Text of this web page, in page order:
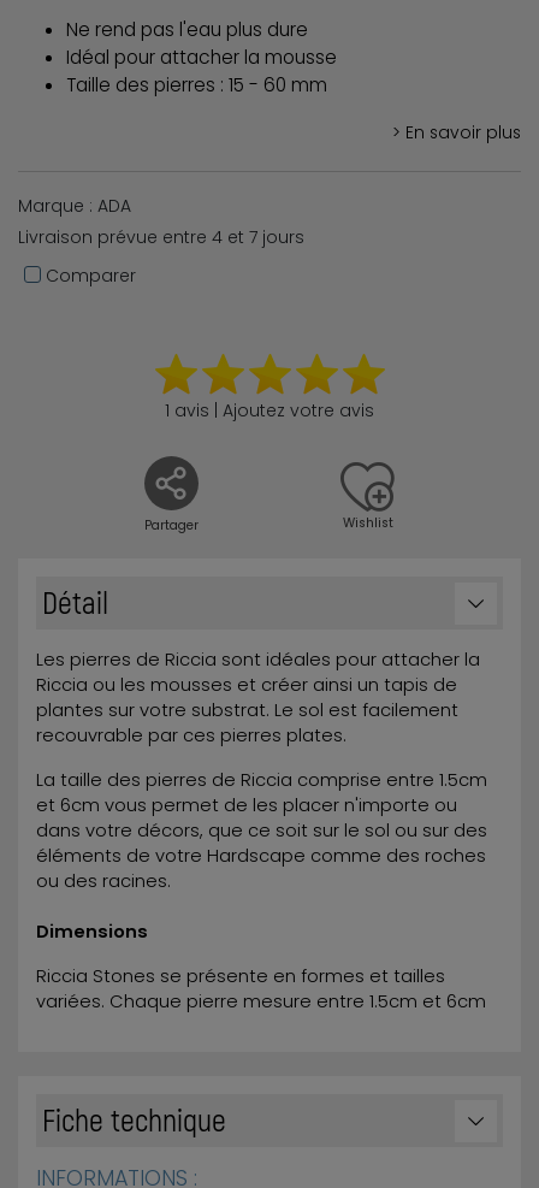
Ne rend pas l'eau plus dure
Idéal pour attacher la mousse
Taille des pierres : 15 - 60 mm
> En savoir plus
Marque : ADA
Livraison prévue entre 4 et 7 jours
Comparer
Partager
1 avis | Ajoutez votre avis
Wishlist
Détail
Les pierres de Riccia sont idéales pour attacher la
Riccia ou les mousses et créer ainsi un tapis de
plantes sur votre substrat. Le sol est facilement
recouvrable par ces pierres plates.
La taille des pierres de Riccia comprise entre 1.5cm
et 6cm vous permet de les placer n'importe ou
dans votre décors, que ce soit sur le sol ou sur des
éléments de votre Hardscape comme des roches
ou des racines.
Dimensions
Riccia Stones se présente en formes et tailles
variées. Chaque pierre mesure entre 1.5cm et 6cm
Fiche technique
INFORMATIONS :